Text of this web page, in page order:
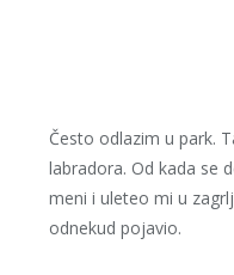
Često odlazim u park.
labradora. Od kada se
meni i uleteo mi u
odnekud pojavio.